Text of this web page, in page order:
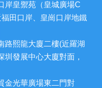
岸皇禦苑（皇城廣場C
田口岸、皇崗口岸地鐵
路熙龍大廈二樓(近羅湖
圳發展中心大廈對面，
金光華廣場東二門對